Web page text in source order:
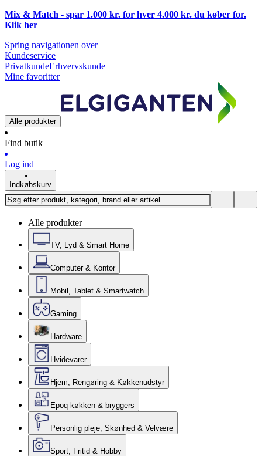
Mix & Match - spar 1.000 kr. for hver 4.000 kr. du køber for.
Klik her
Spring navigationen over
Kundeservice
PrivatkundeErhvervskunde
Mine favoritter
Alle produkter
Find butik
Log ind
Indkøbskurv
Alle produkter
TV, Lyd & Smart Home
Computer & Kontor
Mobil, Tablet & Smartwatch
Gaming
Hardware
Hvidevarer
Hjem, Rengøring & Køkkenudstyr
Epoq køkken & bryggers
Personlig pleje, Skønhed & Velvære
Sport, Fritid & Hobby